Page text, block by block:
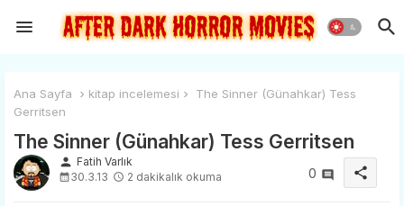
Ana Sayfa kitap incelemesi
The Sinner (Günahkar) Tess
Gerritsen
The Sinner (Günahkar) Tess Gerritsen
person Fatih Varlık
30.3.13
2 dakikalık okuma 0 share